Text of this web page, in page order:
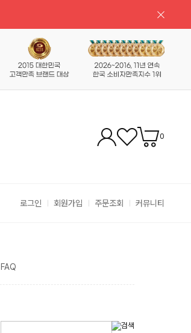
0
로그인 회원가입 주문조회 커뮤니티
FAQ